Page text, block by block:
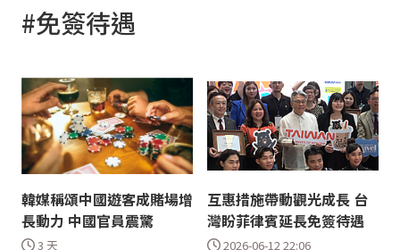
#免簽待遇
韓媒稱頌中國遊客成賭場增
長動力 中國官員震驚
3 天
互惠措施帶動觀光成長 台
灣盼菲律賓延長免簽待遇
2026-06-12 22:06